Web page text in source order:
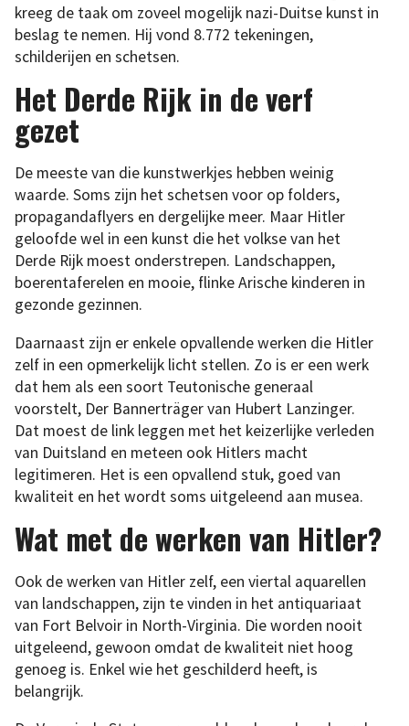
kreeg de taak om zoveel mogelijk nazi-Duitse kunst in
beslag te nemen. Hij vond 8.772 tekeningen,
schilderijen en schetsen.
Het Derde Rijk in de verf
gezet
De meeste van die kunstwerkjes hebben weinig
waarde. Soms zijn het schetsen voor op folders,
propagandaflyers en dergelijke meer. Maar Hitler
geloofde wel in een kunst die het volkse van het
Derde Rijk moest onderstrepen. Landschappen,
boerentaferelen en mooie, flinke Arische kinderen in
gezonde gezinnen.
Daarnaast zijn er enkele opvallende werken die Hitler
zelf in een opmerkelijk licht stellen. Zo is er een werk
dat hem als een soort Teutonische generaal
voorstelt, Der Bannerträger van Hubert Lanzinger.
Dat moest de link leggen met het keizerlijke verleden
van Duitsland en meteen ook Hitlers macht
legitimeren. Het is een opvallend stuk, goed van
kwaliteit en het wordt soms uitgeleend aan musea.
Wat met de werken van Hitler?
Ook de werken van Hitler zelf, een viertal aquarellen
van landschappen, zijn te vinden in het antiquariaat
van Fort Belvoir in North-Virginia. Die worden nooit
uitgeleend, gewoon omdat de kwaliteit niet hoog
genoeg is. Enkel wie het geschilderd heeft, is
belangrijk.